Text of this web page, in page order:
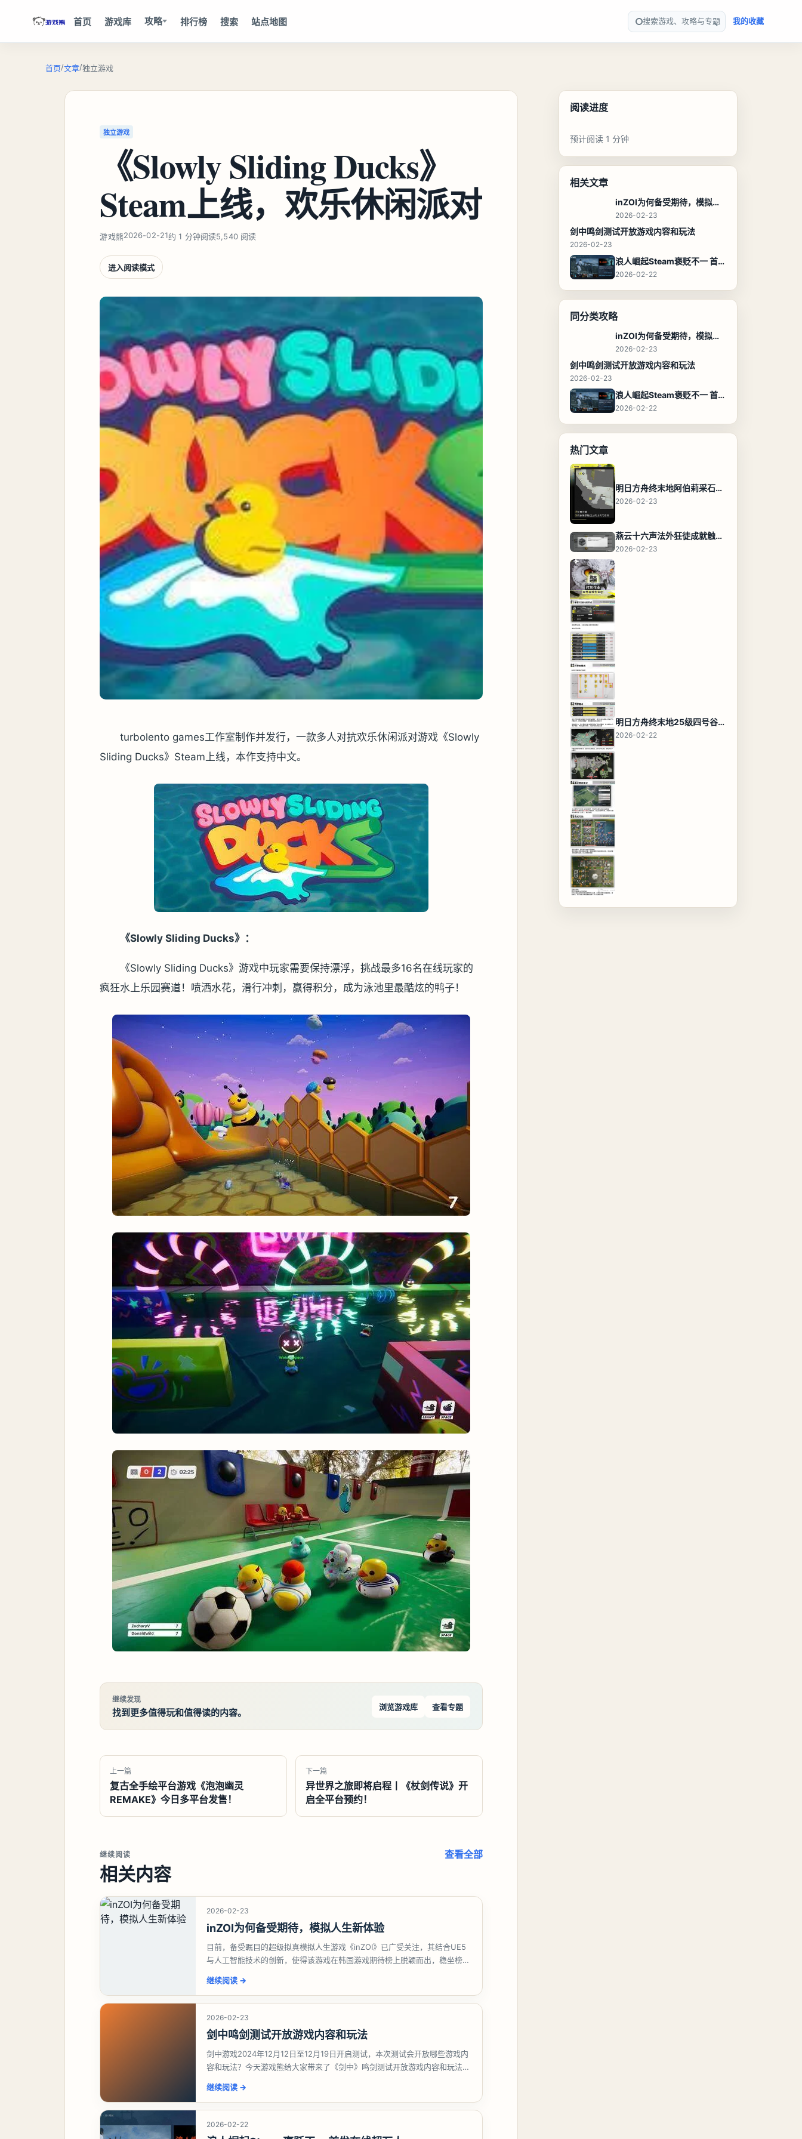
首页 游戏库 攻略 排行榜 搜索 站点地图 搜索游戏、攻略与专题 我的收藏
首页/文章/独立游戏
独立游戏
《Slowly Sliding Ducks》
Steam上线，欢乐休闲派对
游戏熊2026-02-21约 1 分钟阅读5,540 阅读
进入阅读模式
turbolento games工作室制作并发行，一款多人对抗欢乐休闲派对游戏《Slowly
Sliding Ducks》Steam上线，本作支持中文。
《Slowly Sliding Ducks》：
《Slowly Sliding Ducks》游戏中玩家需要保持漂浮，挑战最多16名在线玩家的
疯狂水上乐园赛道！喷洒水花，滑行冲刺，赢得积分，成为泳池里最酷炫的鸭子！
继续发现
找到更多值得玩和值得读的内容。
浏览游戏库 查看专题
上一篇
复古全手绘平台游戏《泡泡幽灵
REMAKE》今日多平台发售！
下一篇
异世界之旅即将启程丨《杖剑传说》开
启全平台预约！
继续阅读
相关内容
查看全部
2026-02-23
inZOI为何备受期待，模拟人生新体验
目前，备受瞩目的超级拟真模拟人生游戏《inZOI》已广受关注，其结合UE5
与人工智能技术的创新，使得该游戏在韩国游戏期待榜上脱颖而出，稳坐榜
继续阅读 →
2026-02-23
剑中鸣剑测试开放游戏内容和玩法
剑中游戏2024年12月12日至12月19日开启测试，本次测试会开放哪些游戏内
容和玩法？今天游戏熊给大家带来了《剑中》鸣剑测试开放游戏内容和玩法，
继续阅读 →
2026-02-22
阅读进度
预计阅读 1 分钟
相关文章
inZOI为何备受期待，模拟人生新体验
2026-02-23
剑中鸣剑测试开放游戏内容和玩法
2026-02-23
浪人崛起Steam褒贬不一 首发在线超万人
2026-02-22
同分类攻略
inZOI为何备受期待，模拟人生新体验
2026-02-23
剑中鸣剑测试开放游戏内容和玩法
2026-02-23
浪人崛起Steam褒贬不一 首发在线超万人
2026-02-22
热门文章
明日方舟终末地阿伯莉采石场宝箱全收集攻略，全点位分布图与路线
2026-02-23
燕云十六声法外狂徒成就触发条件与通关攻略
2026-02-23
明日方舟终末地25级四号谷地基地蓝图，高效布局规划
2026-02-22